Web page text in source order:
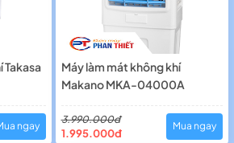
Takasa
ngay
Máy làm mát không khí
Makano MKA-04000A
Mua ngay
3.990.000đ
1.995.000đ